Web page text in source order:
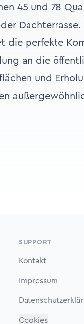
45 und 78
Dachterrasse.
die perfekte
an die
und
SUPPORT
Kontakt
Impressum
Cookies